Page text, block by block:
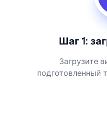
Шаг 1:
Загрузите
подготовленный